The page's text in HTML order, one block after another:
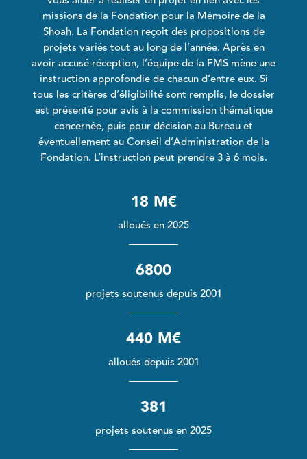
missions de la Fondation pour la Mémoire de la
Shoah. La Fondation reçoit des propositions de
projets variés tout au long de l’année. Après en
avoir accusé réception, l’équipe de la FMS mène une
instruction approfondie de chacun d’entre eux. Si
tous les critères d’éligibilité sont remplis, le dossier
est présenté pour avis à la commission thématique
concernée, puis pour décision au Bureau et
éventuellement au Conseil d’Administration de la
Fondation. L’instruction peut prendre 3 à 6 mois.
18 M€
alloués en 2025
6800
projets soutenus depuis 2001
440 M€
alloués depuis 2001
381
projets soutenus en 2025